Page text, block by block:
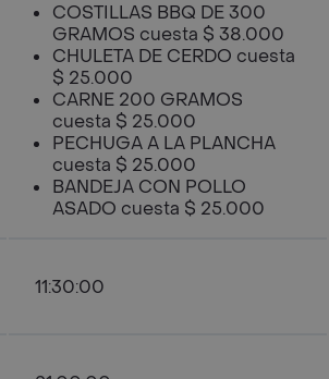
COSTILLAS BBQ DE 300
GRAMOS cuesta $ 38.000
CHULETA DE CERDO cuesta
$ 25.000
CARNE 200 GRAMOS
cuesta $ 25.000
PECHUGA A LA PLANCHA
cuesta $ 25.000
BANDEJA CON POLLO
ASADO cuesta $ 25.000
11:30:00